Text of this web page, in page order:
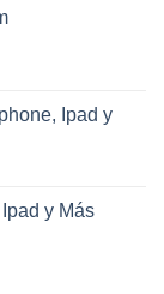
Ipad y
y Más